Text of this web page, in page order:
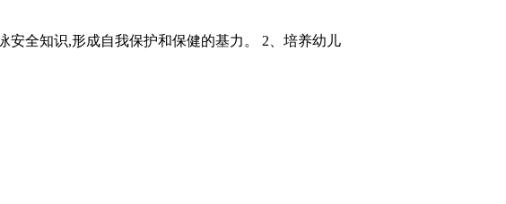
安全知识,形成自我保护和保健的基力。 2、培养幼儿